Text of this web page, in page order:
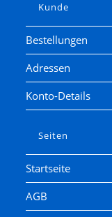
Kunde
Bestellungen
Adressen
Konto-Details
Seiten
Startseite
AGB